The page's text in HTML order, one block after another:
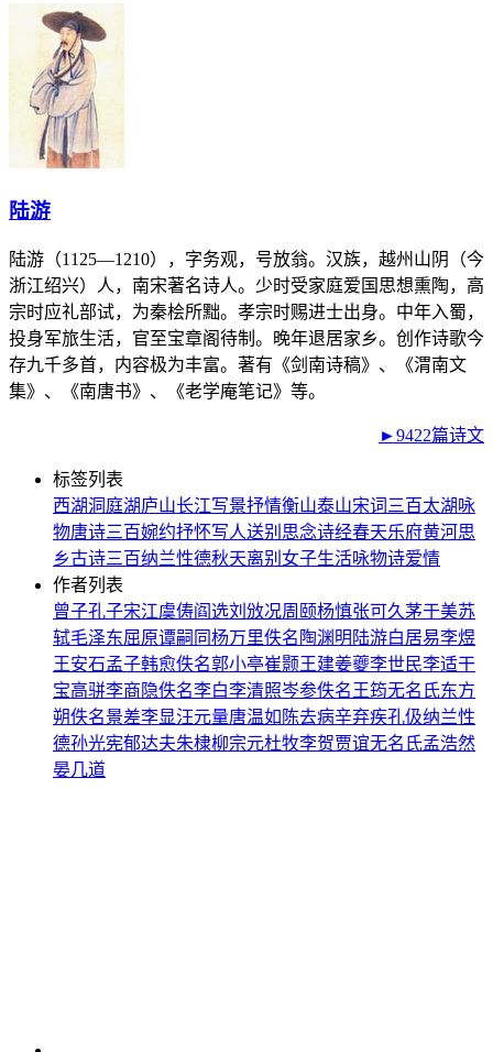
陆游
陆游（1125—1210），字务观，号放翁。汉族，越州山阴（今
浙江绍兴）人，南宋著名诗人。少时受家庭爱国思想熏陶，高
宗时应礼部试，为秦桧所黜。孝宗时赐进士出身。中年入蜀，
投身军旅生活，官至宝章阁待制。晚年退居家乡。创作诗歌今
存九千多首，内容极为丰富。著有《剑南诗稿》、《渭南文
集》、《南唐书》、《老学庵笔记》等。
►9422篇诗文
标签列表
西湖洞庭湖庐山长江写景抒情衡山泰山宋词三百太湖 咏
物唐诗三百婉约抒怀写人送别 思念诗经春天乐府黄河思
乡古诗三百纳兰性德秋天离别 女子生活咏物诗爱情
作者列表
曾子孔子宋江虞俦阎选刘攽况周颐杨慎张可久茅于美苏
轼毛泽东屈原谭嗣同杨万里佚名 陶渊明 陆游白居易李煜
王安石孟子韩愈佚名郭小亭崔颢王建姜夔李世民李适干
宝高骈李商隐佚名李白李清照岑参佚名 王筠无名氏东方
朔佚名景差李显汪元量唐温如 陈去病辛弃疾孔伋纳兰性
德孙光宪郁达夫朱棣柳宗元杜牧李贺贾谊无名氏孟浩然
晏几道